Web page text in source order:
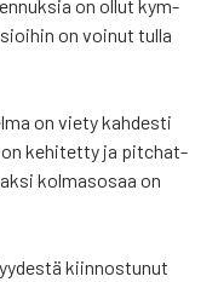
on ollut kym­
on voi­nut tul­la
on vie­ty kah­des­ti
on kehi­tet­ty ja pitc­hat­
kol­mas­osaa on
kiin­nos­tu­nut